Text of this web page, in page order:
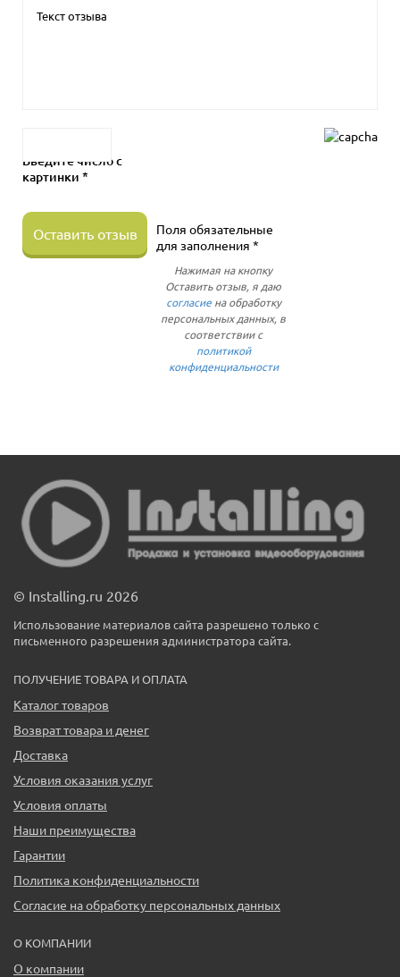
Введите число с
картинки *
Оставить отзыв
Поля обязательные
для заполнения *
Нажимая на кнопку
Оставить отзыв, я даю
согласиена обработку
персональных данных, в
соответствии с
политикой
конфиденциальности
© Installing.ru 2026
Использование материалов сайта разрешено только с
письменного разрешения администратора сайта.
ПОЛУЧЕНИЕ ТОВАРА И ОПЛАТА
Каталог товаров
Возврат товара и денег
Доставка
Условия оказания услуг
Условия оплаты
Наши преимущества
Гарантии
Политика конфиденциальности
Согласие на обработку персональных данных
О КОМПАНИИ
О компании